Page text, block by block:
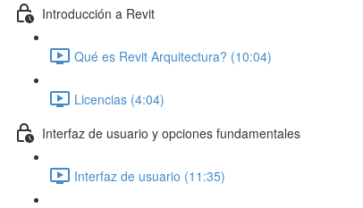
Introducción a Revit
Qué es Revit Arquitectura? (10:04)
Licencias (4:04)
Interfaz de usuario y opciones fundamentales
Interfaz de usuario (11:35)